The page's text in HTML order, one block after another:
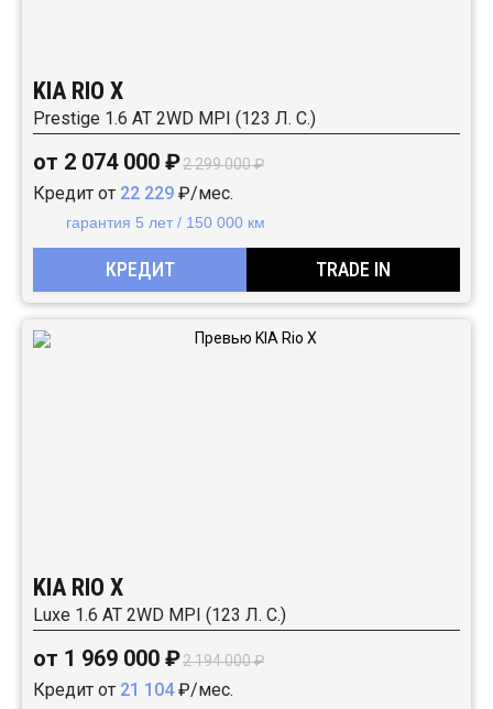
KIA RIO X
Prestige 1.6 АТ 2WD MPI (123 Л. C.)
от 2 074 000 ₽2 299 000 ₽
Кредит от 22 229 ₽/мес.
гарантия 5 лет / 150 000 км
КРЕДИТ TRADE IN
KIA RIO X
Luxe 1.6 АТ 2WD MPI (123 Л. C.)
от 1 969 000 ₽2 194 000 ₽
Кредит от 21 104₽/мес.